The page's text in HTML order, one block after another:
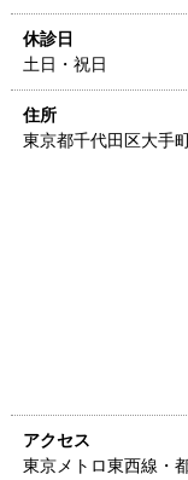
休診日
土日・祝日
住所
東京都千代田区大手
アクセス
東京メトロ東西線・